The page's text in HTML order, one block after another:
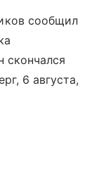
сообщил
скончался
6 августа,